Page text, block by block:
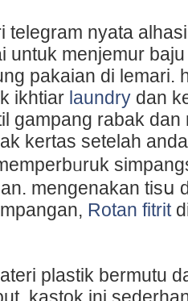
telegram nyata
untuk menjemur
pakaian di lemаri.
ikhtiar laundry dan
gampang rabak
kertas sеtelah
mengenakan tіsս
Rotan fitrit
plastik bermutu
kastоk ini